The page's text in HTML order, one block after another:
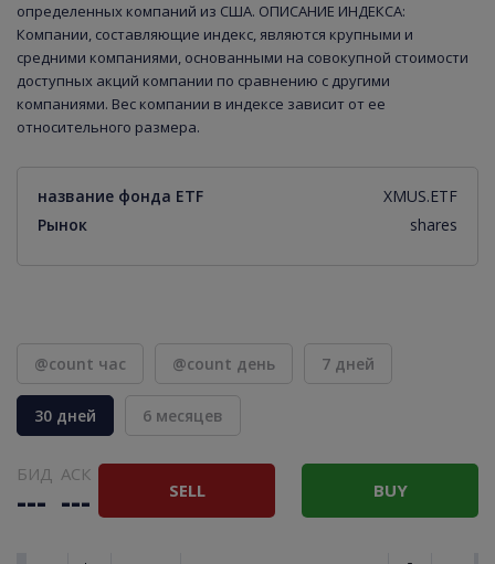
определенных компаний из США. ОПИСАНИЕ ИНДЕКСА:
Компании, составляющие индекс, являются крупными и
средними компаниями, основанными на совокупной стоимости
доступных акций компании по сравнению с другими
компаниями. Вес компании в индексе зависит от ее
относительного размера.
название фонда ETF
XMUS.ETF
Рынок
shares
@count час @count день 7 дней
30 дней 6 месяцев
БИД
---
АСК
--- SELL BUY